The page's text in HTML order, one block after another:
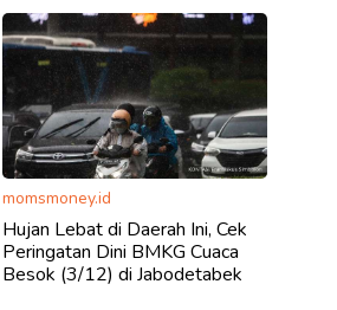
momsmoney.id
Hujan Lebat di Daerah Ini, Cek
Peringatan Dini BMKG Cuaca
Besok (3/12) di Jabodetabek